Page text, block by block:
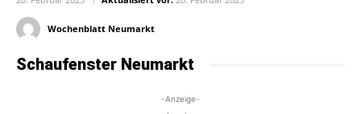
Wochenblatt Neumarkt
Schaufenster Neumarkt
-Anzeige-